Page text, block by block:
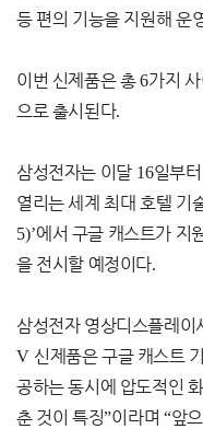
등 편의 기능을 지원해 운
이번 신제품은 총6가지
으로 출시된다.
삼성전자는 이달 16일부터
열리는 세계 최대 호텔 기
5)’에서 구글 캐스트가 지
을 전시할 예정이다.
삼성전자 영상디스플레이
V 신제품은 구글 캐스트
공하는 동시에 압도적인
춘 것이 특징”이라며 “앞